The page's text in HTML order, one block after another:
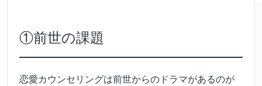
①前世の課題
恋愛カウンセリングは前世からのドラマがあるのが